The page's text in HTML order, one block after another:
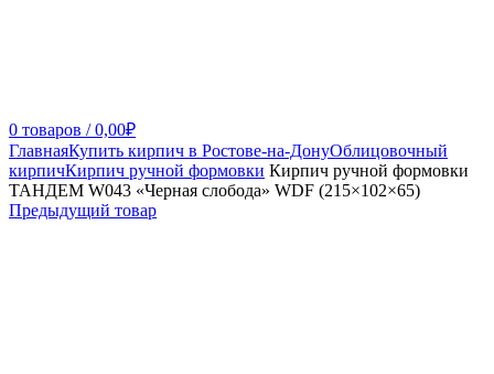
0 товаров / 0,00₽
ГлавнаяКупить кирпич в Ростове-на-ДонуОблицовочный
кирпичКирпич ручной формовки Кирпич ручной формовки
ТАНДЕМ W043 «Черная слобода» WDF (215×102×65)
Предыдущий товар